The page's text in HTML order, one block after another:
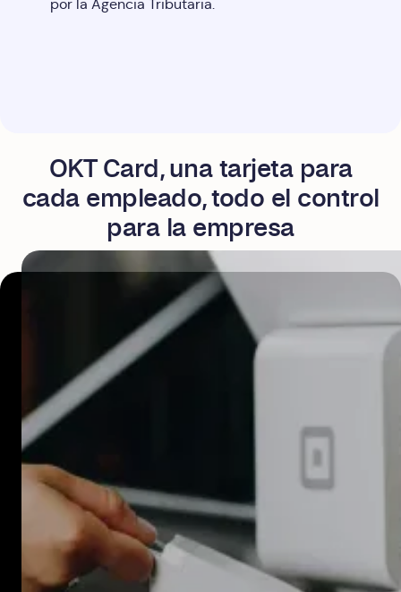
por la Agencia Tributaria.
OKT Card, una tarjeta para
cada empleado, todo el control
para la empresa
Emite
tarjetas físicas o virtuales.
Activa o
desactiva